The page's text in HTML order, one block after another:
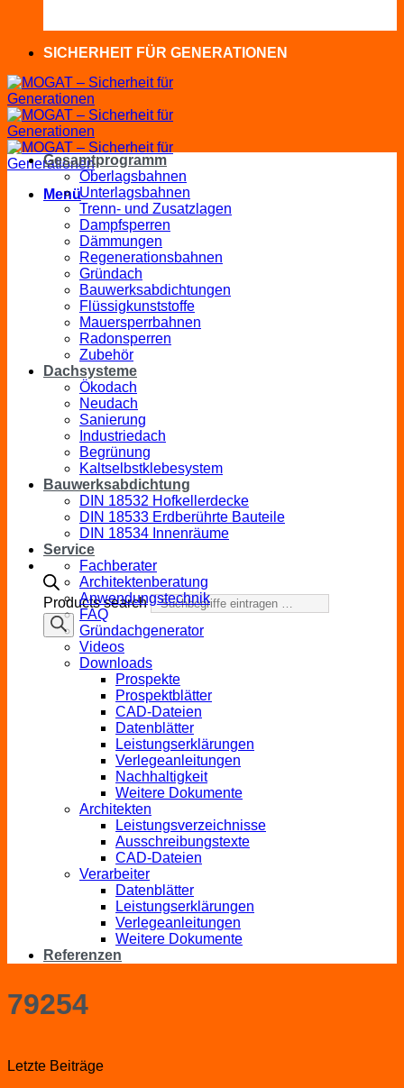
SICHERHEIT FÜR GENERATIONEN
Menü
Products search
Gesamtprogramm
Oberlagsbahnen
Unterlagsbahnen
Trenn- und Zusatzlagen
Dampfsperren
Dämmungen
Regenerationsbahnen
Gründach
Bauwerksabdichtungen
Flüssigkunststoffe
Mauersperrbahnen
Radonsperren
Zubehör
Dachsysteme
Ökodach
Neudach
Sanierung
Industriedach
Begrünung
Kaltselbstklebesystem
Bauwerksabdichtung
DIN 18532 Hofkellerdecke
DIN 18533 Erdberührte Bauteile
DIN 18534 Innenräume
Service
Fachberater
Architektenberatung
Anwendungstechnik
FAQ
Gründachgenerator
Videos
Downloads
Prospekte
Prospektblätter
CAD-Dateien
Datenblätter
Leistungserklärungen
Verlegeanleitungen
Nachhaltigkeit
Weitere Dokumente
Architekten
Leistungsverzeichnisse
Ausschreibungstexte
CAD-Dateien
Verarbeiter
Datenblätter
Leistungserklärungen
Verlegeanleitungen
Weitere Dokumente
Referenzen
79254
Letzte Beiträge